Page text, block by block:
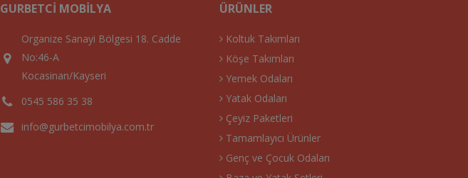
GURBETCI MOBILYA
Organize Sanayi Bölgesi 18. Cadde
No:46-A
Kocasinan/Kayseri
0545 586 35 38
info@gurbetcimobilya.com.tr
ÜRÜNLER
Koltuk Takımları
Köşe Takımları
Yemek Odaları
Yatak Odaları
Çeyiz Paketleri
Tamamlayıcı Ürünler
Genç ve Çocuk Odaları